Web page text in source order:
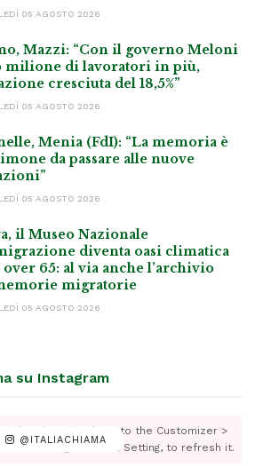
05 AGOSTO 2026
Mazzi: “Con il governo Meloni
milione di lavoratori in più,
cresciuta del 18,5%”
05 AGOSTO 2026
Menia (FdI): “La memoria è
da passare alle nuove
05 AGOSTO 2026
il Museo Nazionale
diventa oasi climatica
65: al via anche l’archivio
migratorie
05 AGOSTO 2026
su Instagram
@ITALIACHIAMA
Token is expired, Go to the Customizer >
> Instagram Feed Setting, to refresh it.